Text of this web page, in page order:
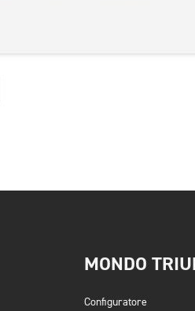
MONDO
Configuratore